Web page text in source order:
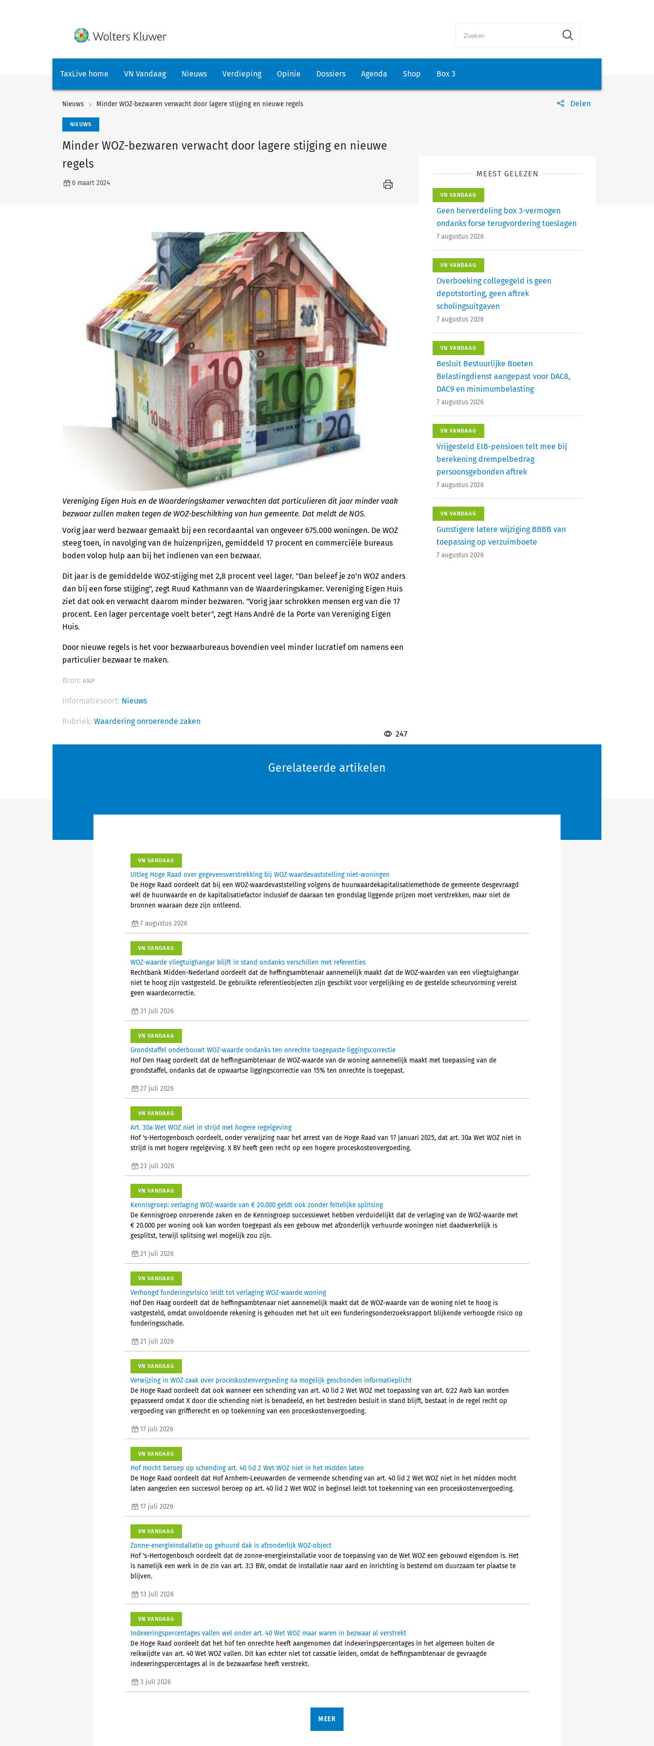
TaxLive home VN Vandaag Nieuws Verdieping Opinie Dossiers Agenda Shop Box 3
Nieuws Minder WOZ-bezwaren verwacht door lagere stijging en nieuwe regels Delen
NIEUWS
Minder WOZ-bezwaren verwacht door lagere stijging en nieuwe
regels
6 maart 2024
Vereniging Eigen Huis en de Waarderingskamer verwachten dat particulieren dit jaar minder vaak
bezwaar zullen maken tegen de WOZ-beschikking van hun gemeente. Dat meldt de NOS.
Vorig jaar werd bezwaar gemaakt bij een recordaantal van ongeveer 675.000 woningen. De WOZ
steeg toen, in navolging van de huizenprijzen, gemiddeld 17 procent en commerciële bureaus
boden volop hulp aan bij het indienen van een bezwaar.
Dit jaar is de gemiddelde WOZ-stijging met 2,8 procent veel lager. "Dan beleef je zo'n WOZ anders
dan bij een forse stijging", zegt Ruud Kathmann van de Waarderingskamer. Vereniging Eigen Huis
ziet dat ook en verwacht daarom minder bezwaren. "Vorig jaar schrokken mensen erg van die 17
procent. Een lager percentage voelt beter", zegt Hans André de la Porte van Vereniging Eigen
Huis.
Door nieuwe regels is het voor bezwaarbureaus bovendien veel minder lucratief om namens een
particulier bezwaar te maken.
Bron: ANP
Informatiesoort: Nieuws
Rubriek: Waardering onroerende zaken
247
MEEST GELEZEN
VN VANDAAG
Geen herverdeling box 3-vermogen
ondanks forse terugvordering toeslagen
7 augustus 2026
VN VANDAAG
Overboeking collegegeld is geen
depotstorting, geen aftrek
scholingsuitgaven
7 augustus 2026
VN VANDAAG
Besluit Bestuurlijke Boeten
Belastingdienst aangepast voor DAC8,
DAC9 en minimumbelasting
7 augustus 2026
VN VANDAAG
Vrijgesteld EIB-pensioen telt mee bij
berekening drempelbedrag
persoonsgebonden aftrek
7 augustus 2026
VN VANDAAG
Gunstigere latere wijziging BBBB van
toepassing op verzuimboete
7 augustus 2026
Gerelateerde artikelen
VN VANDAAG
UItleg Hoge Raad over gegevensverstrekking bij WOZ-waardevaststelling niet-woningen
De Hoge Raad oordeelt dat bij een WOZ-waardevaststelling volgens de huurwaardekapitalisatiemethode de gemeente desgevraagd
wél de huurwaarde en de kapitalisatiefactor inclusief de daaraan ten grondslag liggende prijzen moet verstrekken, maar niet de
bronnen waaraan deze zijn ontleend.
7 augustus 2026
VN VANDAAG
WOZ-waarde vliegtuighangar blijft in stand ondanks verschillen met referenties
Rechtbank Midden-Nederland oordeelt dat de heffingsambtenaar aannemelijk maakt dat de WOZ-waarden van een vliegtuighangar
niet te hoog zijn vastgesteld. De gebruikte referentieobjecten zijn geschikt voor vergelijking en de gestelde scheurvorming vereist
geen waardecorrectie.
31 juli 2026
VN VANDAAG
Grondstaffel onderbouwt WOZ-waarde ondanks ten onrechte toegepaste liggingscorrectie
Hof Den Haag oordeelt dat de heffingsambtenaar de WOZ-waarde van de woning aannemelijk maakt met toepassing van de
grondstaffel, ondanks dat de opwaartse liggingscorrectie van 15% ten onrechte is toegepast.
27 juli 2026
VN VANDAAG
Art. 30a Wet WOZ niet in strijd met hogere regelgeving
Hof 's-Hertogenbosch oordeelt, onder verwijzing naar het arrest van de Hoge Raad van 17 januari 2025, dat art. 30a Wet WOZ niet in
strijd is met hogere regelgeving. X BV heeft geen recht op een hogere proceskostenvergoeding.
23 juli 2026
VN VANDAAG
Kennisgroep: verlaging WOZ-waarde van € 20.000 geldt ook zonder feitelijke splitsing
De Kennisgroep onroerende zaken en de Kennisgroep successiewet hebben verduidelijkt dat de verlaging van de WOZ-waarde met
€ 20.000 per woning ook kan worden toegepast als een gebouw met afzonderlijk verhuurde woningen niet daadwerkelijk is
gesplitst, terwijl splitsing wel mogelijk zou zijn.
21 juli 2026
VN VANDAAG
Verhoogd funderingsrisico leidt tot verlaging WOZ-waarde woning
Hof Den Haag oordeelt dat de heffingsambtenaar niet aannemelijk maakt dat de WOZ-waarde van de woning niet te hoog is
vastgesteld, omdat onvoldoende rekening is gehouden met het uit een funderingsonderzoeksrapport blijkende verhoogde risico op
funderingsschade.
21 juli 2026
VN VANDAAG
Verwijzing in WOZ-zaak over proceskostenvergoeding na mogelijk geschonden informatieplicht
De Hoge Raad oordeelt dat ook wanneer een schending van art. 40 lid 2 Wet WOZ met toepassing van art. 6:22 Awb kan worden
gepasseerd omdat X door die schending niet is benadeeld, en het bestreden besluit in stand blijft, bestaat in de regel recht op
vergoeding van griffierecht en op toekenning van een proceskostenvergoeding.
17 juli 2026
VN VANDAAG
Hof mocht beroep op schending art. 40 lid 2 Wet WOZ niet in het midden laten
De Hoge Raad oordeelt dat Hof Arnhem-Leeuwarden de vermeende schending van art. 40 lid 2 Wet WOZ niet in het midden mocht
laten aangezien een succesvol beroep op art. 40 lid 2 Wet WOZ in beginsel leidt tot toekenning van een proceskostenvergoeding.
17 juli 2026
VN VANDAAG
Zonne-energieinstallatie op gehuurd dak is afzonderlijk WOZ-object
Hof 's-Hertogenbosch oordeelt dat de zonne-energieinstallatie voor de toepassing van de Wet WOZ een gebouwd eigendom is. Het
is namelijk een werk in de zin van art. 3:3 BW, omdat de installatie naar aard en inrichting is bestemd om duurzaam ter plaatse te
blijven.
13 juli 2026
VN VANDAAG
Indexeringspercentages vallen wel onder art. 40 Wet WOZ maar waren in bezwaar al verstrekt
De Hoge Raad oordeelt dat het hof ten onrechte heeft aangenomen dat indexeringspercentages in het algemeen buiten de
reikwijdte van art. 40 Wet WOZ vallen. Dit kan echter niet tot cassatie leiden, omdat de heffingsambtenaar de gevraagde
indexeringspercentages al in de bezwaarfase heeft verstrekt.
3 juli 2026
MEER